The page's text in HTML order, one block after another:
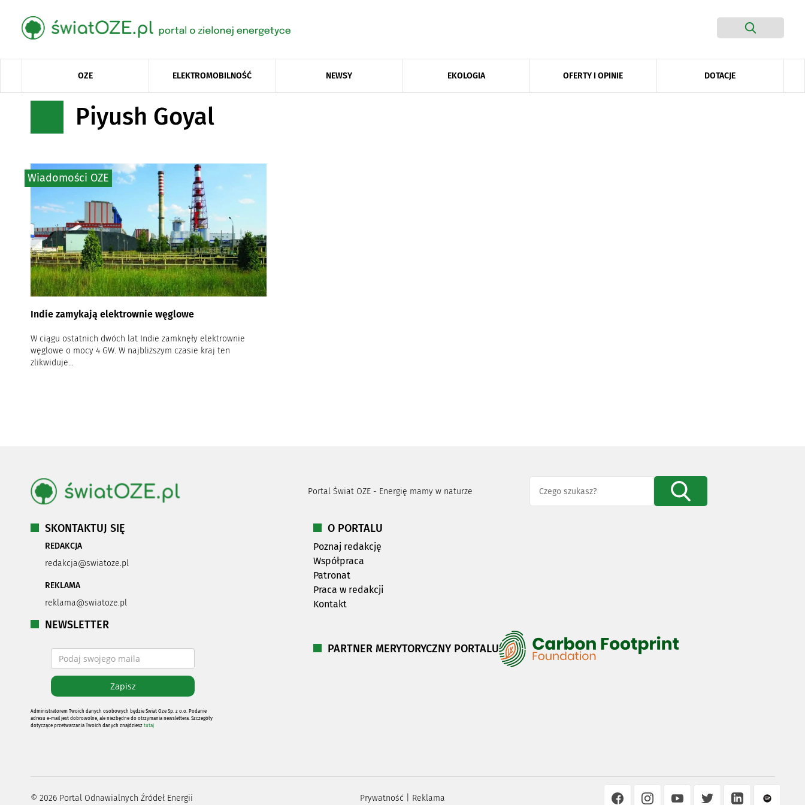
OZE ELEKTROMOBILNOŚĆ NEWSY EKOLOGIA OFERTY I OPINIE DOTACJE
Piyush Goyal
Indie zamykają elektrownie węglowe
W ciągu ostatnich dwóch lat Indie zamknęły elektrownie
węglowe o mocy 4 GW. W najbliższym czasie kraj ten
zlikwiduje...
Wiadomości OZE
Portal Świat OZE - Energię mamy w naturze
SKONTAKTUJ SIĘ
REDAKCJA
redakcja@swiatoze.pl
REKLAMA
reklama@swiatoze.pl
NEWSLETTER
Administratorem Twoich danych osobowych będzie Świat Oze Sp. z o.o. Podanie
adresu e-mail jest dobrowolne, ale niezbędne do otrzymania newslettera. Szczegóły
dotyczące przetwarzania Twoich danych znajdziesz tutaj
O PORTALU
Poznaj redakcję
Współpraca
Patronat
Praca w redakcji
Kontakt
PARTNER MERYTORYCZNY PORTALU
© 2026Portal Odnawialnych Źródeł Energii Prywatność Reklama